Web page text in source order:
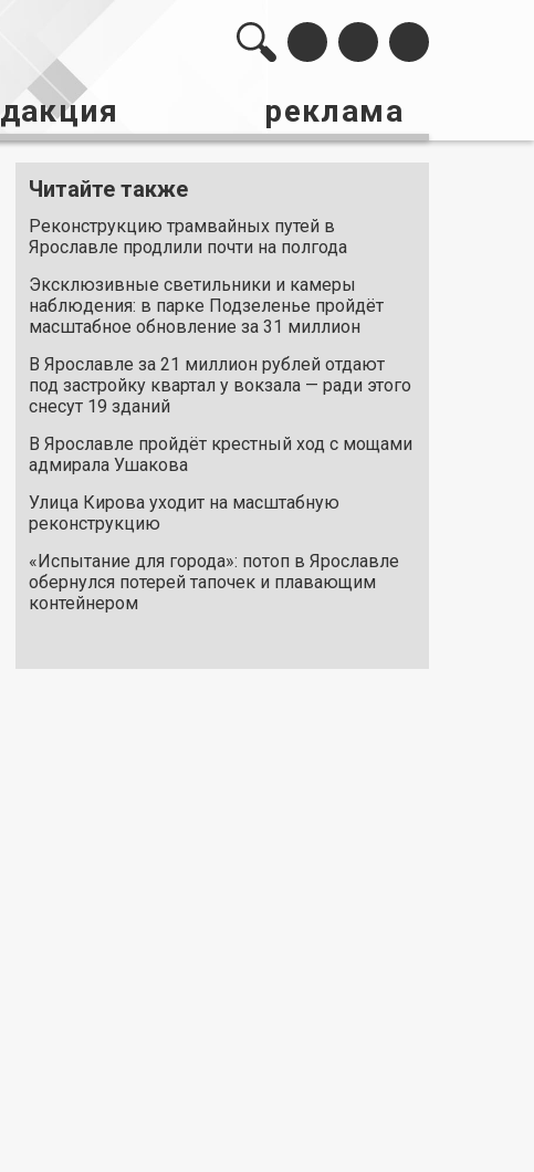
реклама
Читайте также
Реконструкцию трамвайных путей в
Ярославле продлили почти на полгода
Эксклюзивные светильники и камеры
наблюдения: в парке Подзеленье пройдёт
масштабное обновление за 31 миллион
В Ярославле за 21 миллион рублей отдают
под застройку квартал у вокзала — ради этого
снесут 19 зданий
В Ярославле пройдёт крестный ход с мощами
адмирала Ушакова
Улица Кирова уходит на масштабную
реконструкцию
«Испытание для города»: потоп в Ярославле
обернулся потерей тапочек и плавающим
контейнером